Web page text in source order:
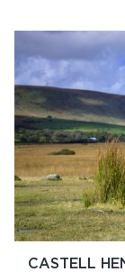
CASTELL